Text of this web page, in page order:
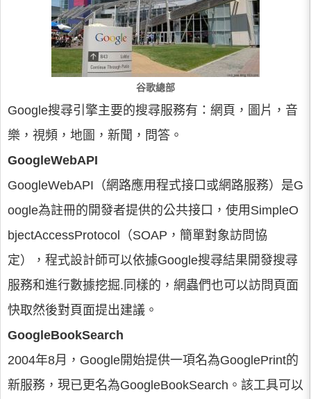
谷歌總部
Google搜尋引擎主要的搜尋服務有：網頁，圖片，音
樂，視頻，地圖，新聞，問答。
GoogleWebAPI
GoogleWebAPI（網路應用程式接口或網路服務）是G
oogle為註冊的開發者提供的公共接口，使用SimpleO
bjectAccessProtocol（SOAP，簡單對象訪問協
定），程式設計師可以依據Google搜尋結果開發搜尋
服務和進行數據挖掘.同樣的，網蟲們也可以訪問頁面
快取然後對頁面提出建議。
GoogleBookSearch
2004年8月，Google開始提供一項名為GooglePrint的
新服務，現已更名為GoogleBookSearch。該工具可以